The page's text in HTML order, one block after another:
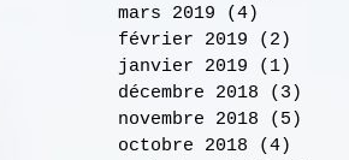
mars 2019
(4)
février 2019
(2)
janvier 2019
(1)
décembre 2018
(3)
novembre 2018
(5)
octobre 2018
(4)